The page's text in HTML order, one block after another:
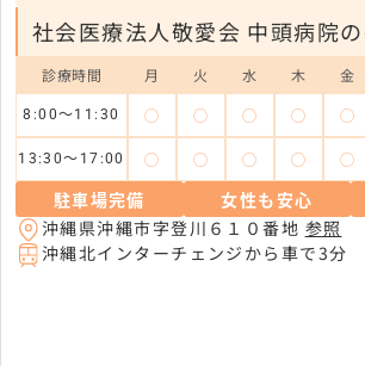
社会医療法人敬愛会 中頭病院
診療時間 月 火 水 木 金
8:00～11:30 ◯ ◯ ◯ ◯ ◯
13:30～17:00 ◯ ◯ ◯ ◯ ◯
駐車場完備 女性も安心
沖縄県沖縄市字登川６１０番地 参照
沖縄北インターチェンジから車で3分